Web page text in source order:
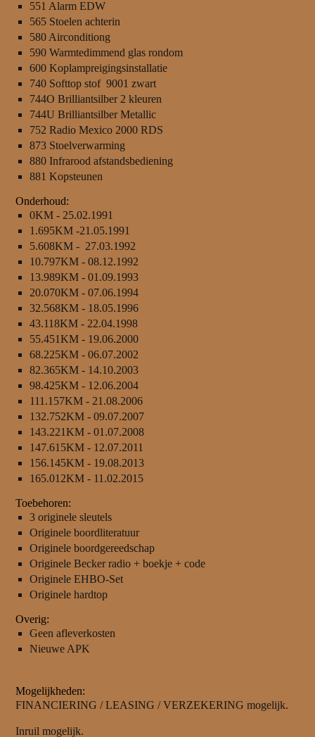
551 Alarm EDW
565 Stoelen achterin
580 Airconditiong
590 Warmtedimmend glas rondom
600 Koplampreigingsinstallatie
740 Softtop stof 9001 zwart
744O Brilliantsilber 2 kleuren
744U Brilliantsilber Metallic
752 Radio Mexico 2000 RDS
873 Stoelverwarming
880 Infrarood afstandsbediening
881 Kopsteunen
Onderhoud:
0KM - 25.02.1991
1.695KM -21.05.1991
5.608KM - 27.03.1992
10.797KM - 08.12.1992
13.989KM - 01.09.1993
20.070KM - 07.06.1994
32.568KM - 18.05.1996
43.118KM - 22.04.1998
55.451KM - 19.06.2000
68.225KM - 06.07.2002
82.365KM - 14.10.2003
98.425KM - 12.06.2004
111.157KM - 21.08.2006
132.752KM - 09.07.2007
143.221KM - 01.07.2008
147.615KM - 12.07.2011
156.145KM - 19.08.2013
165.012KM - 11.02.2015
Toebehoren:
3 originele sleutels
Originele boordliteratuur
Originele boordgereedschap
Originele Becker radio + boekje + code
Originele EHBO-Set
Originele hardtop
Overig:
Geen afleverkosten
Nieuwe APK
Mogelijkheden:
FINANCIERING / LEASING / VERZEKERING mogelijk.
Inruil mogelijk.